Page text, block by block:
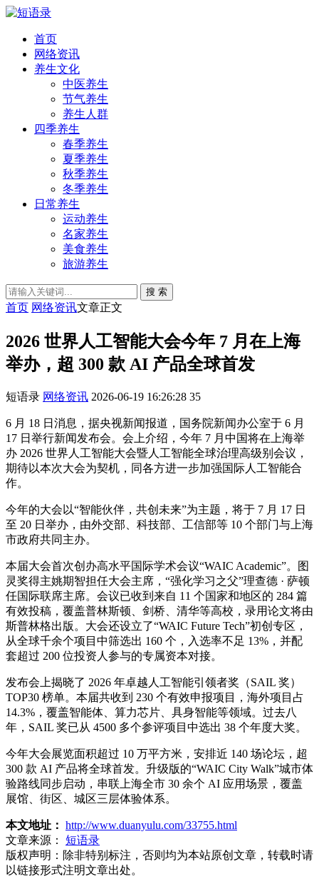
首页
网络资讯
养生文化
中医养生
节气养生
养生人群
四季养生
春季养生
夏季养生
秋季养生
冬季养生
日常养生
运动养生
名家养生
美食养生
旅游养生
搜 索
首页 网络资讯文章正文
2026 世界人工智能大会今年 7 月在上海
举办，超 300 款 AI 产品全球首发
短语录 网络资讯 2026-06-19 16:26:28 35
6 月 18 日消息，据央视新闻报道，国务院新闻办公室于 6 月
17 日举行新闻发布会。会上介绍，今年 7 月中国将在上海举
办 2026 世界人工智能大会暨人工智能全球治理高级别会议，
期待以本次大会为契机，同各方进一步加强国际人工智能合
作。
今年的大会以“智能伙伴，共创未来”为主题，将于 7 月 17 日
至 20 日举办，由外交部、科技部、工信部等 10 个部门与上海
市政府共同主办。
本届大会首次创办高水平国际学术会议“WAIC Academic”。图
灵奖得主姚期智担任大会主席，“强化学习之父”理查德 · 萨顿
任国际联席主席。会议已收到来自 11 个国家和地区的 284 篇
有效投稿，覆盖普林斯顿、剑桥、清华等高校，录用论文将由
斯普林格出版。大会还设立了“WAIC Future Tech”初创专区，
从全球千余个项目中筛选出 160 个，入选率不足 13%，并配
套超过 200 位投资人参与的专属资本对接。
发布会上揭晓了 2026 年卓越人工智能引领者奖（SAIL 奖）
TOP30 榜单。本届共收到 230 个有效申报项目，海外项目占
14.3%，覆盖智能体、算力芯片、具身智能等领域。过去八
年，SAIL 奖已从 4500 多个参评项目中选出 38 个年度大奖。
今年大会展览面积超过 10 万平方米，安排近 140 场论坛，超
300 款 AI 产品将全球首发。升级版的“WAIC City Walk”城市体
验路线同步启动，串联上海全市 30 余个 AI 应用场景，覆盖
展馆、街区、城区三层体验体系。
本文地址： http://www.duanyulu.com/33755.html
文章来源：
短语录
版权声明： 除非特别标注，否则均为本站原创文章，转载时请
以链接形式注明文章出处。